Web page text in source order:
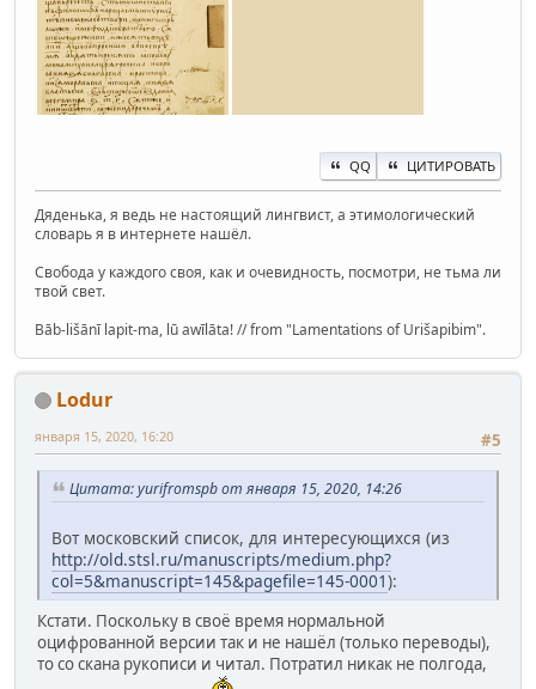
QQ ЦИТИРОВАТЬ
Дяденька, я ведь не настоящий лингвист, а этимологический
словарь я в интернете нашёл.
Свобода у каждого своя, как и очевидность, посмотри, не тьма ли
твой свет.
Bāb-lišānī lapit-ma, lū awīlāta! // from "Lamentations of Urišapibim".
Lodur
#5
января 15, 2020, 16:20
Цитата: yurifromspb от января 15, 2020, 14:26
Вот московский список, для интересующихся (из
http://old.stsl.ru/manuscripts/medium.php?
col=5&manuscript=145&pagefile=145-0001):
Кстати. Поскольку в своё время нормальной
оцифрованной версии так и не нашёл (только переводы),
то со скана рукописи и читал. Потратил никак не полгода,